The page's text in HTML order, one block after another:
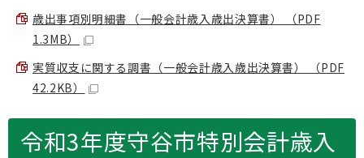
歳出事項別明細書（一般会計歳入歳出決算書） （PDF
1.3MB）
実質収支に関する調書（一般会計歳入歳出決算書） （PDF
42.2KB）
令和3年度守谷市特別会計歳入